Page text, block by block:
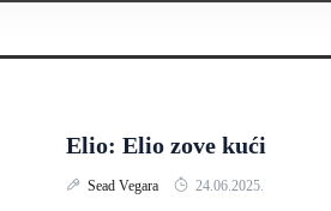
Elio: Elio zove kući
Sead Vegara 24.06.2025.